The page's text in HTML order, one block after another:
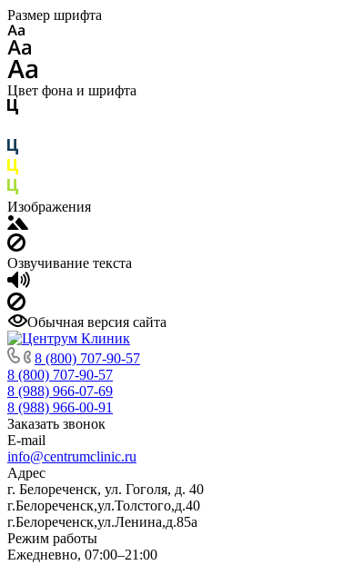
Размер шрифта
Цвет фона и шрифта
Изображения
Озвучивание текста
Обычная версия сайта
8 (800) 707-90-57
8 (800) 707-90-57
8 (988) 966-07-69
8 (988) 966-00-91
Заказать звонок
E-mail
info@centrumclinic.ru
Адрес
г. Белореченск, ул. Гоголя, д. 40
г.Белореченск,ул.Толстого,д.40
г.Белореченск,ул.Ленина,д.85а
Режим работы
Ежедневно, 07:00–21:00